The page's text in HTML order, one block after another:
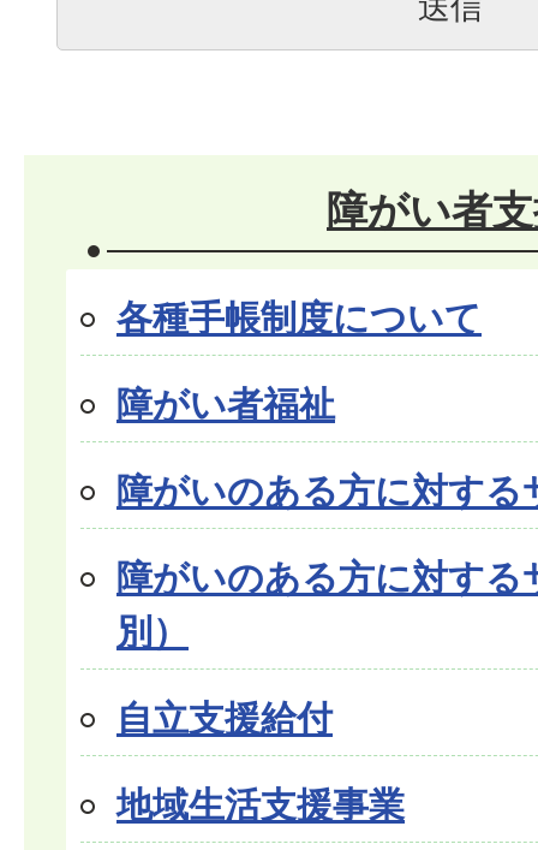
障がい者
各種手帳制度について
障がい者福祉
障がいのある方に対す
障がいのある方に対する
別）
自立支援給付
地域生活支援事業